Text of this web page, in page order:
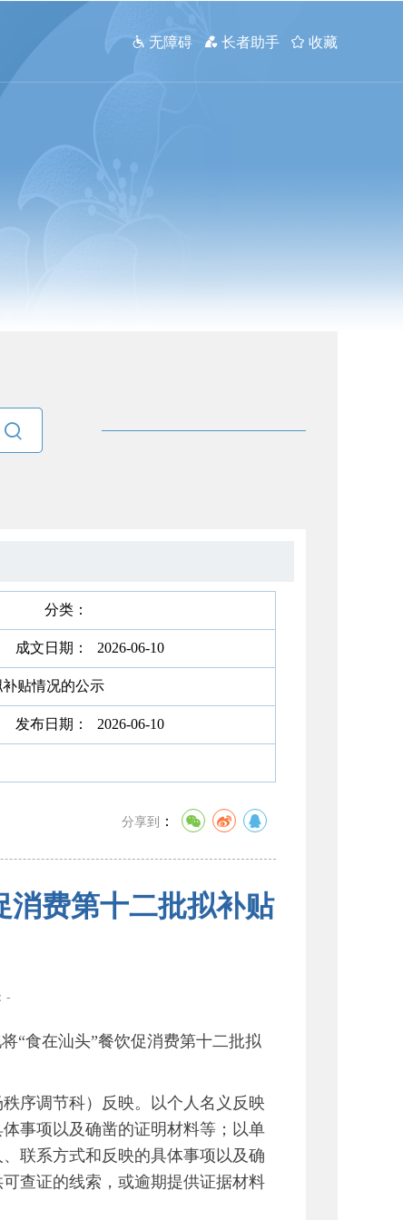
 无障碍  长者助手  收藏

分类：
成文日期： 2026-06-10
贴情况的公示
发布日期： 2026-06-10
分享到 ：
消费第十二批拟补贴
-
“食在汕头”餐饮促消费第十二批拟
序调节科）反映。以个人名义反映
事项以及确凿的证明材料等；以单
联系方式和反映的具体事项以及确
查证的线索，或逾期提供证据材料